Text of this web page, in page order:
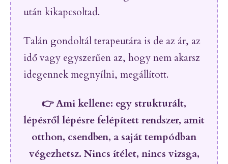
után kikapcsoltad.
Talán gondoltál terapeutára is de az ár, az
idő vagy egyszerűen az, hogy nem akarsz
idegennek megnyílni, megállított.
👉Ami kellene: egy strukturált,
lépésről lépésre felépített rendszer, amit
otthon, csendben, a saját tempódban
végezhetsz. Nincs ítélet, nincs vizsga,